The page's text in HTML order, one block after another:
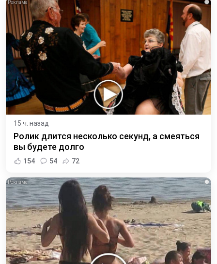
i
15 ч. назад
Ролик длится несколько секунд, а смеяться
вы будете долго
154 54 72
i